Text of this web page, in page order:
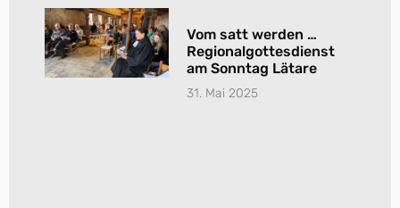
Vom satt werden …
Regionalgottesdienst
am Sonntag Lätare
31. Mai 2025